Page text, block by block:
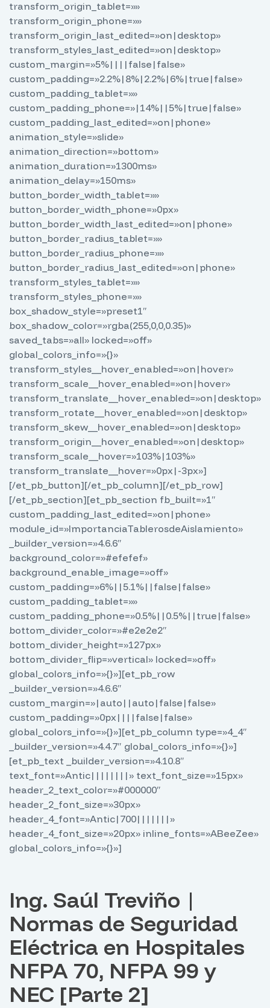
transform_origin_tablet=»»
transform_origin_phone=»»
transform_origin_last_edited=»on|desktop»
transform_styles_last_edited=»on|desktop»
custom_margin=»5%||||false|false»
custom_padding=»2.2%|8%|2.2%|6%|true|false»
custom_padding_tablet=»»
custom_padding_phone=»|14%||5%|true|false»
custom_padding_last_edited=»on|phone»
animation_style=»slide»
animation_direction=»bottom»
animation_duration=»1300ms»
animation_delay=»150ms»
button_border_width_tablet=»»
button_border_width_phone=»0px»
button_border_width_last_edited=»on|phone»
button_border_radius_tablet=»»
button_border_radius_phone=»»
button_border_radius_last_edited=»on|phone»
transform_styles_tablet=»»
transform_styles_phone=»»
box_shadow_style=»preset1″
box_shadow_color=»rgba(255,0,0,0.35)»
saved_tabs=»all» locked=»off»
global_colors_info=»{}»
transform_styles__hover_enabled=»on|hover»
transform_scale__hover_enabled=»on|hover»
transform_translate__hover_enabled=»on|desktop»
transform_rotate__hover_enabled=»on|desktop»
transform_skew__hover_enabled=»on|desktop»
transform_origin__hover_enabled=»on|desktop»
transform_scale__hover=»103%|103%»
transform_translate__hover=»0px|-3px»]
[/et_pb_button][/et_pb_column][/et_pb_row]
[/et_pb_section][et_pb_section fb_built=»1″
custom_padding_last_edited=»on|phone»
module_id=»ImportanciaTablerosdeAislamiento»
_builder_version=»4.6.6″
background_color=»#efefef»
background_enable_image=»off»
custom_padding=»6%||5.1%||false|false»
custom_padding_tablet=»»
custom_padding_phone=»0.5%||0.5%||true|false»
bottom_divider_color=»#e2e2e2″
bottom_divider_height=»127px»
bottom_divider_flip=»vertical» locked=»off»
global_colors_info=»{}»][et_pb_row
_builder_version=»4.6.6″
custom_margin=»|auto||auto|false|false»
custom_padding=»0px||||false|false»
global_colors_info=»{}»][et_pb_column type=»4_4″
_builder_version=»4.4.7″ global_colors_info=»{}»]
[et_pb_text _builder_version=»4.10.8″
text_font=»Antic||||||||» text_font_size=»15px»
header_2_text_color=»#000000″
header_2_font_size=»30px»
header_4_font=»Antic|700|||||||»
header_4_font_size=»20px» inline_fonts=»ABeeZee»
global_colors_info=»{}»]
Ing. Saúl Treviño |
Normas de Seguridad
Eléctrica en Hospitales
NFPA 70, NFPA 99 y
NEC [Parte 2]